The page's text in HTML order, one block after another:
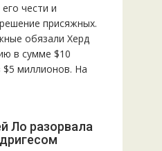
чести и
присяжных.
обязали Херд
в сумме $10
миллионов. На
Ло разорвала